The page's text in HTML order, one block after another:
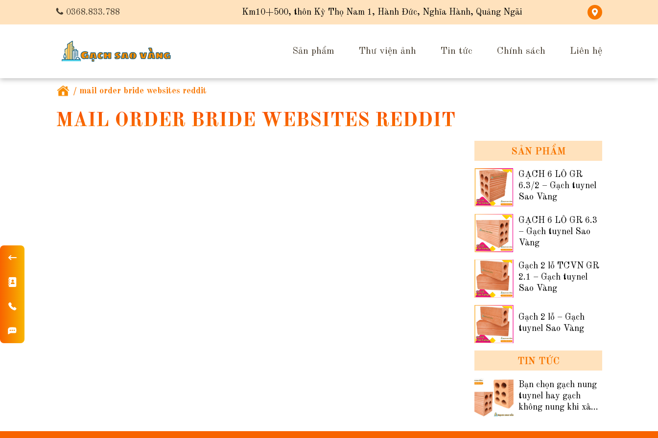
0368.833.788 Km10+500, thôn Kỳ Thọ Nam 1, Hành Đức, Nghĩa Hành, Quảng Ngãi
Sản phẩm Thư viện ảnh Tin tức Chính sách Liên hệ
/ mail order bride websites reddit
MAIL ORDER BRIDE WEBSITES REDDIT
SẢN PHẨM
GẠCH 6 LỖ GR
6.3/2 – Gạch tuynel
Sao Vàng
GẠCH 6 LỖ GR 6.3
– Gạch tuynel Sao
Vàng
Gạch 2 lỗ TCVN GR
2.1 – Gạch tuynel
Sao Vàng
Gạch 2 lỗ – Gạch
tuynel Sao Vàng
TIN TỨC
Bạn chọn gạch nung
tuynel hay gạch
không nung khi xây